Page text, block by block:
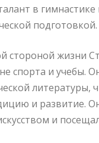
в
подготовкой.
стороной жизни
спорта и учебы.
литературы,
и развитие.
и